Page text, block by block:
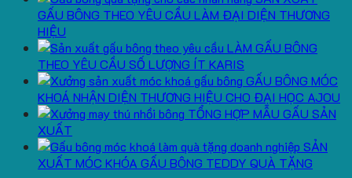
GẤU BÔNG THEO YÊU CẦU LÀM ĐẠI DIỆN THƯƠNG
HIỆU
LÀM GẤU BÔNG
THEO YÊU CẦU SỐ LƯỢNG ÍT KARIS
GẤU BÔNG MÓC
KHOÁ NHẬN DIỆN THƯƠNG HIỆU CHO ĐẠI HỌC AJOU
TỔNG HỢP MẪU GẤU SẢN
XUẤT
SẢN
XUẤT MÓC KHÓA GẤU BÔNG TEDDY QUÀ TẶNG